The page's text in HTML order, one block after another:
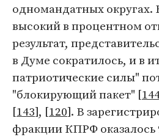
одномандатных округах.
высокий в процентном
результат,
в Думе сократилось, и в
патриотические силы"
"блокирующий пакет" [
[143], [120]. В
фракции КПРФ оказалось